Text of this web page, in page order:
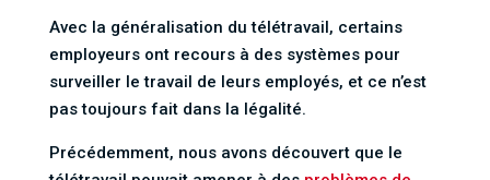
Avec la généralisation du télétravail, certains
employeurs ont recours à des systèmes pour
surveiller le travail de leurs employés, et ce n’est
pas toujours fait dans la légalité.
Précédemment, nous avons découvert que le